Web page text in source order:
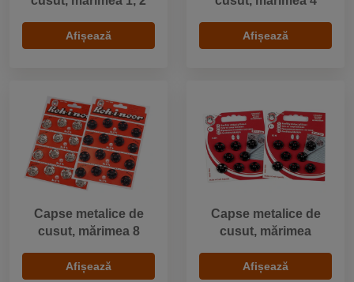
Afișează Afișează
Capse metalice de
cusut, mărimea 8
Afișează
Capse metalice de
cusut, mărimea
Afișează